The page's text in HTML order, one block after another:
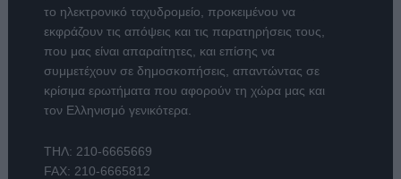
το ηλεκτρονικό ταχυδρομείο, προκειμένου να
εκφράζουν τις απόψεις και τις παρατηρήσεις τους,
που μας είναι απαραίτητες, και επίσης να
συμμετέχουν σε δημοσκοπήσεις, απαντώντας σε
κρίσιμα ερωτήματα που αφορούν τη χώρα μας και
τον Ελληνισμό γενικότερα.
ΤΗΛ: 210-6665669
FAX: 210-6665812